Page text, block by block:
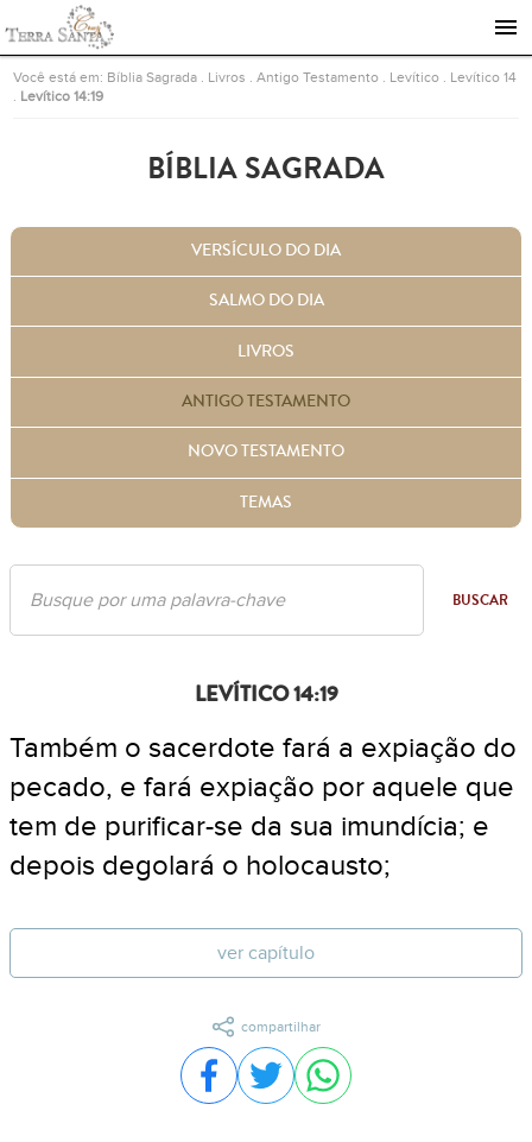
Ir para a página inicial
Você está em: Bíblia Sagrada Livros .Antigo Testamento Levítico
Levítico 14
Levítico 14:19
BÍBLIA SAGRADA
VERSÍCULO DO DIA
SALMO DO DIA
LIVROS
ANTIGO TESTAMENTO
NOVO TESTAMENTO
TEMAS
BUSCAR
LEVÍTICO 14:19
Também o sacerdote fará a expiação do
pecado, e fará expiação por aquele que
tem de purificar-se da sua imundícia; e
depois degolará o holocausto;
ver capítulo
compartilhar
Compartilhar no Facebook
Compartilhar no Twitter
Compartilhar no